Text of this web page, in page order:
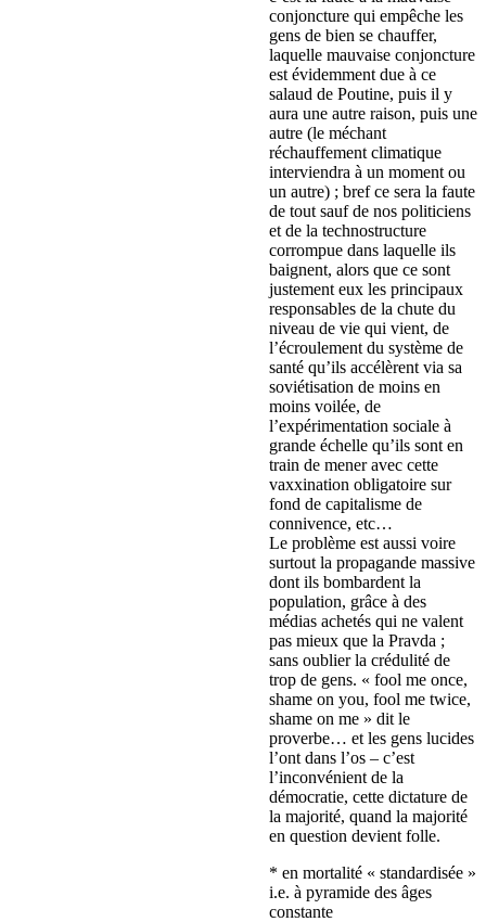
conjoncture qui empêche les
gens de bien se chauffer,
laquelle mauvaise conjoncture
est évidemment due à ce
salaud de Poutine, puis il y
aura une autre raison, puis une
autre (le méchant
réchauffement climatique
interviendra à un moment ou
un autre) ; bref ce sera la faute
de tout sauf de nos politiciens
et de la technostructure
corrompue dans laquelle ils
baignent, alors que ce sont
justement eux les principaux
responsables de la chute du
niveau de vie qui vient, de
l’écroulement du système de
santé qu’ils accélèrent via sa
soviétisation de moins en
moins voilée, de
l’expérimentation sociale à
grande échelle qu’ils sont en
train de mener avec cette
vaxxination obligatoire sur
fond de capitalisme de
connivence, etc…
Le problème est aussi voire
surtout la propagande massive
dont ils bombardent la
population, grâce à des
médias achetés qui ne valent
pas mieux que la Pravda ;
sans oublier la crédulité de
trop de gens. « fool me once,
shame on you, fool me twice,
shame on me » dit le
proverbe… et les gens lucides
l’ont dans l’os – c’est
l’inconvénient de la
démocratie, cette dictature de
la majorité, quand la majorité
en question devient folle.
* en mortalité « standardisée »
i.e. à pyramide des âges
constante